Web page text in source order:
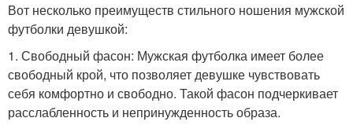
Вот несколько преимуществ стильного ношения мужской
футболки девушкой:
1. Свободный фасон: Мужская футболка имеет более
свободный крой, что позволяет девушке чувствовать
себя комфортно и свободно. Такой фасон подчеркивает
расслабленность и непринужденность образа.